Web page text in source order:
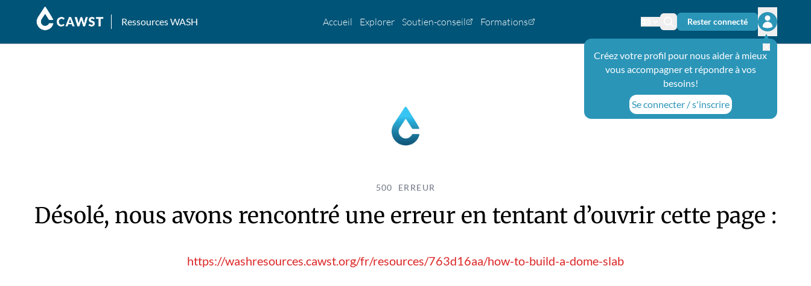
Ressources WASH Accueil Explorer Soutien-conseil Formations Changer de langue
Icône de recherche
Rester connecté
Ouvrir le
Créez votre profil pour nous aider à mieux
vous accompagner et répondre à vos
besoins!
Se connecter / s'inscrire
500 ERREUR
Désolé, nous avons rencontré une erreur en tentant d’ouvrir cette page :
https://washresources.cawst.org/fr/resources/763d16aa/how-to-build-a-dome-slab